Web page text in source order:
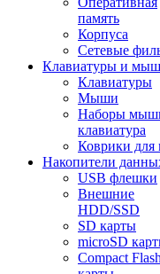
память
Корпуса
Сетевые
Клавиатуры и
Клавиатуры
Мыши
Наборы
клавиатура
Коврики
Накопители
USB флешки
Внешние
HDD/SSD
SD карты
microSD
Compact Flash